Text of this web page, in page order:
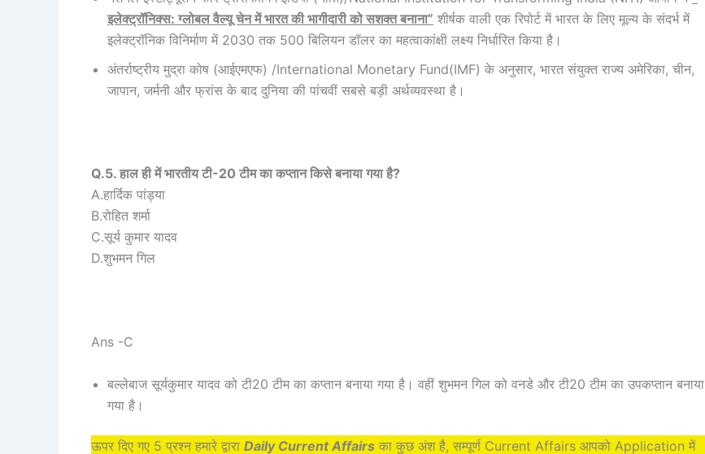
इलेक्ट्रॉनिक्स: ग्लोबल वैल्यू चेन में भारत की भागीदारी को सशक्त बनाना” शीर्षक वाली एक रिपोर्ट में भारत के लिए मूल्य के संदर्भ में
इलेक्ट्रॉनिक विनिर्माण में 2030 तक 500 बिलियन डॉलर का महत्वाकांक्षी लक्ष्य निर्धारित किया है।
अंतर्राष्ट्रीय मुद्रा कोष (आईएमएफ) /International Monetary Fund(IMF) के अनुसार, भारत संयुक्त राज्य अमेरिका, चीन,
जापान, जर्मनी और फ्रांस के बाद दुनिया की पांचवीं सबसे बड़ी अर्थव्यवस्था है।
Q.5. हाल ही में भारतीय टी-20 टीम का कप्तान किसे बनाया गया है?
A.हार्दिक पांड्या
B.रोहित शर्मा
C.सूर्य कुमार यादव
D.शुभमन गिल
Ans -C
बल्लेबाज सूर्यकुमार यादव को टी20 टीम का कप्तान बनाया गया है। वहीं शुभमन गिल को वनडे और टी20 टीम का उपकप्तान बनाया
गया है।
ऊपर दिए गए 5 प्रश्न हमारे द्वारा Daily Current Affairs का कुछ अंश है, सम्पूर्ण Current Affairs आपको Application में